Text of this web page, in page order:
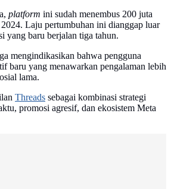
platform ini sudah menembus 200 juta
Laju pertumbuhan ini dianggap luar
yang baru berjalan tiga tahun.
mengindikasikan bahwa pengguna
baru yang menawarkan pengalaman lebih
lama.
Threads sebagai kombinasi strategi
promosi agresif, dan ekosistem Meta